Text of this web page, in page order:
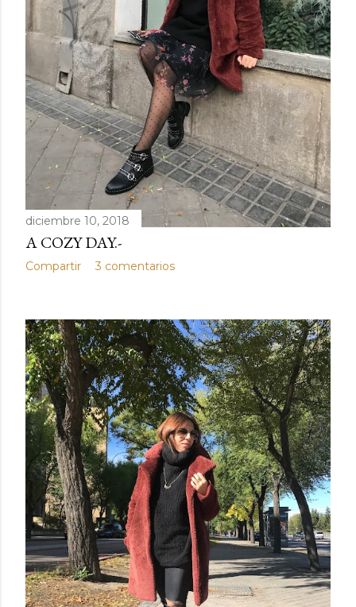
diciembre 10, 2018
A COZY DAY.-
Compartir 3 comentarios